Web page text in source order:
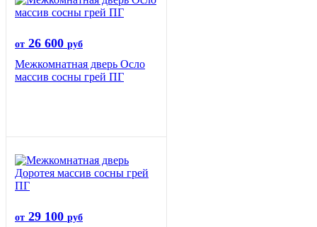
от 26 600 руб
Межкомнатная дверь Осло
массив сосны грей ПГ
от 29 100 руб